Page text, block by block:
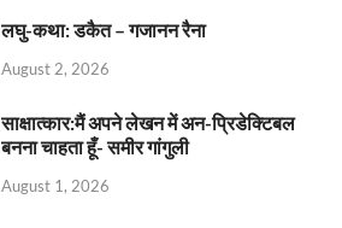
लघु-कथा: डकैत – गजानन रैना
August 2, 2026
साक्षात्कार:मैं अपने लेखन में अन-प्रिडेक्टिबल
बनना चाहता हूँ- समीर गांगुली
August 1, 2026